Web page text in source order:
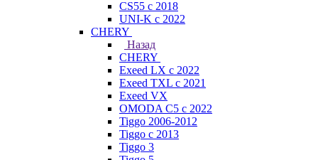
CS55 с 2018
UNI-K с 2022
CHERY
Назад
CHERY
Exeed LX с 2022
Exeed TXL с 2021
Exeed VX
OMODA C5 с 2022
Tiggo 2006-2012
Tiggo с 2013
Tiggo 3